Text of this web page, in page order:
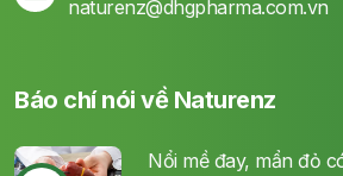
naturenz@dhgpharma.com.vn
Báo chí nói về Naturenz
Nổi mề đay, mẩn đỏ